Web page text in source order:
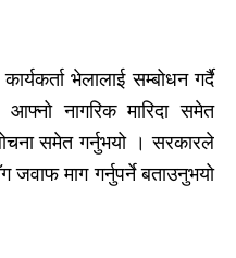
भेलालाई सम्बोधन गर्दै
नागरिक मारिदा समेत
समेत गर्नुभयो । सरकारले
जवाफ माग गर्नुपर्ने बताउनुभयो